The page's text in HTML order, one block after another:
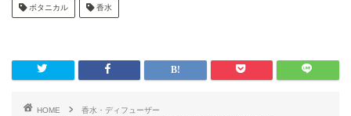
ボタニカル 香水
HOME
香水・ディフューザー